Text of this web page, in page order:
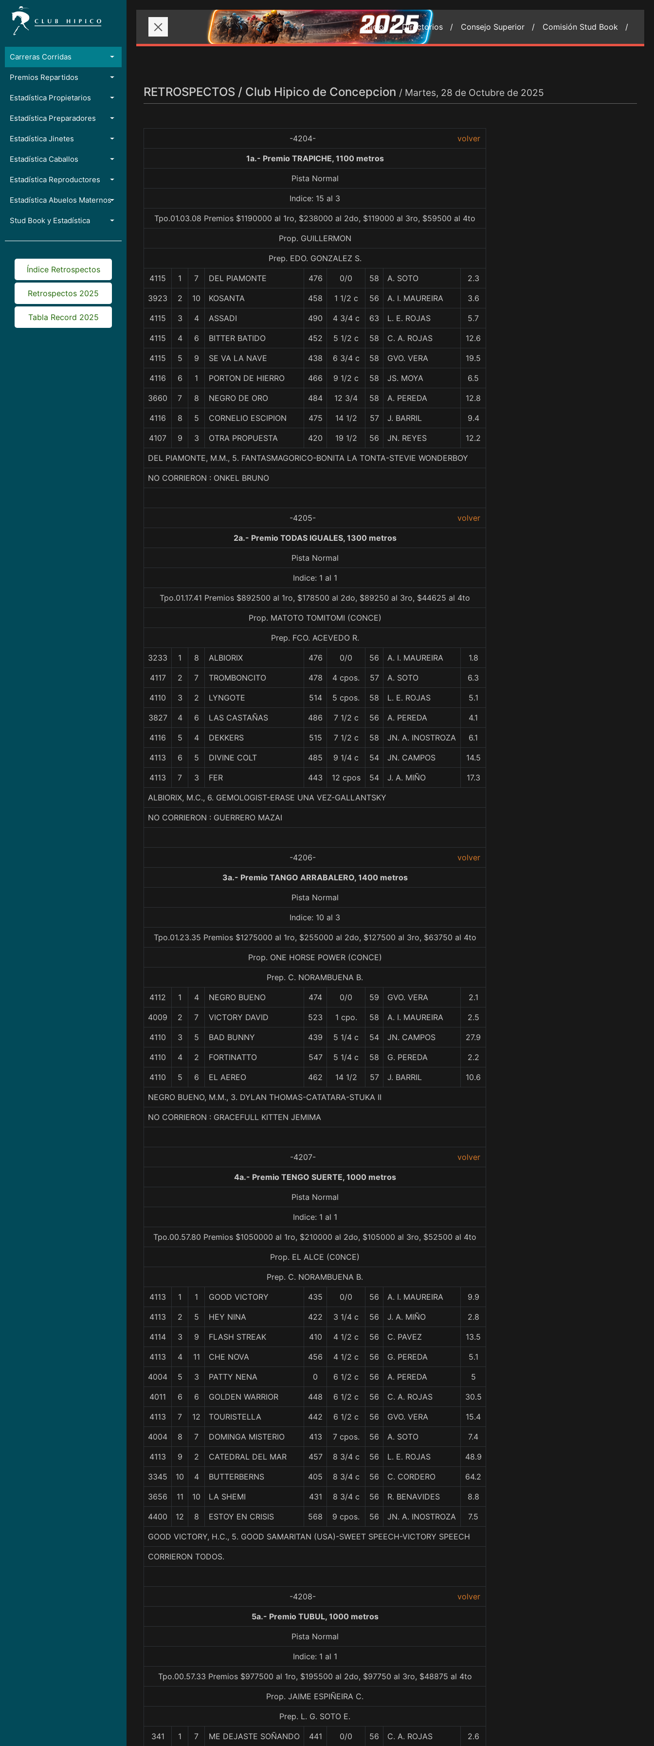
Carreras Corridas
Premios Repartidos
Estadística Propietarios
Estadística Preparadores
Estadística Jinetes
Estadística Caballos
Estadística Reproductores
Estadística Abuelos Maternos
Stud Book y Estadística
Índice Retrospectos
Retrospectos 2025
Tabla Record 2025
Inicio / Directorios / Consejo Superior / Comisión Stud Book /
RETROSPECTOS / Club Hipico de Concepcion / Martes, 28 de Octubre de 2025
-4204- volver
1a.- Premio TRAPICHE, 1100 metros
Pista Normal
Indice: 15 al 3
Tpo.01.03.08 Premios $1190000 al 1ro, $238000 al 2do, $119000 al 3ro, $59500 al 4to
Prop. GUILLERMON
Prep. EDO. GONZALEZ S.
4115 1 7 DEL PIAMONTE 476 0/0 58 A. SOTO 2.3
3923 2 10 KOSANTA 458 1 1/2 c 56 A. I. MAUREIRA 3.6
4115 3 4 ASSADI 490 4 3/4 c 63 L. E. ROJAS 5.7
4115 4 6 BITTER BATIDO 452 5 1/2 c 58 C. A. ROJAS 12.6
4115 5 9 SE VA LA NAVE 438 6 3/4 c 58 GVO. VERA 19.5
4116 6 1 PORTON DE HIERRO 466 9 1/2 c 58 JS. MOYA 6.5
3660 7 8 NEGRO DE ORO 484 12 3/4 58 A. PEREDA 12.8
4116 8 5 CORNELIO ESCIPION 475 14 1/2 57 J. BARRIL 9.4
4107 9 3 OTRA PROPUESTA 420 19 1/2 56 JN. REYES 12.2
DEL PIAMONTE, M.M., 5. FANTASMAGORICO-BONITA LA TONTA-STEVIE WONDERBOY
NO CORRIERON : ONKEL BRUNO
-4205- volver
2a.- Premio TODAS IGUALES, 1300 metros
Pista Normal
Indice: 1 al 1
Tpo.01.17.41 Premios $892500 al 1ro, $178500 al 2do, $89250 al 3ro, $44625 al 4to
Prop. MATOTO TOMITOMI (CONCE)
Prep. FCO. ACEVEDO R.
3233 1 8 ALBIORIX 476 0/0 56 A. I. MAUREIRA 1.8
4117 2 7 TROMBONCITO 478 4 cpos. 57 A. SOTO 6.3
4110 3 2 LYNGOTE 514 5 cpos. 58 L. E. ROJAS 5.1
3827 4 6 LAS CASTAÑAS 486 7 1/2 c 56 A. PEREDA 4.1
4116 5 4 DEKKERS 515 7 1/2 c 58 JN. A. INOSTROZA 6.1
4113 6 5 DIVINE COLT 485 9 1/4 c 54 JN. CAMPOS 14.5
4113 7 3 FER 443 12 cpos 54 J. A. MIÑO 17.3
ALBIORIX, M.C., 6. GEMOLOGIST-ERASE UNA VEZ-GALLANTSKY
NO CORRIERON : GUERRERO MAZAI
-4206- volver
3a.- Premio TANGO ARRABALERO, 1400 metros
Pista Normal
Indice: 10 al 3
Tpo.01.23.35 Premios $1275000 al 1ro, $255000 al 2do, $127500 al 3ro, $63750 al 4to
Prop. ONE HORSE POWER (CONCE)
Prep. C. NORAMBUENA B.
4112 1 4 NEGRO BUENO 474 0/0 59 GVO. VERA 2.1
4009 2 7 VICTORY DAVID 523 1 cpo. 58 A. I. MAUREIRA 2.5
4110 3 5 BAD BUNNY 439 5 1/4 c 54 JN. CAMPOS 27.9
4110 4 2 FORTINATTO 547 5 1/4 c 58 G. PEREDA 2.2
4110 5 6 EL AEREO 462 14 1/2 57 J. BARRIL 10.6
NEGRO BUENO, M.M., 3. DYLAN THOMAS-CATATARA-STUKA II
NO CORRIERON : GRACEFULL KITTEN JEMIMA
-4207- volver
4a.- Premio TENGO SUERTE, 1000 metros
Pista Normal
Indice: 1 al 1
Tpo.00.57.80 Premios $1050000 al 1ro, $210000 al 2do, $105000 al 3ro, $52500 al 4to
Prop. EL ALCE (C0NCE)
Prep. C. NORAMBUENA B.
4113 1 1 GOOD VICTORY 435 0/0 56 A. I. MAUREIRA 9.9
4113 2 5 HEY NINA 422 3 1/4 c 56 J. A. MIÑO 2.8
4114 3 9 FLASH STREAK 410 4 1/2 c 56 C. PAVEZ 13.5
4113 4 11 CHE NOVA 456 4 1/2 c 56 G. PEREDA 5.1
4004 5 3 PATTY NENA 0 6 1/2 c 56 A. PEREDA 5
4011 6 6 GOLDEN WARRIOR 448 6 1/2 c 56 C. A. ROJAS 30.5
4113 7 12 TOURISTELLA 442 6 1/2 c 56 GVO. VERA 15.4
4004 8 7 DOMINGA MISTERIO 413 7 cpos. 56 A. SOTO 7.4
4113 9 2 CATEDRAL DEL MAR 457 8 3/4 c 56 L. E. ROJAS 48.9
3345 10 4 BUTTERBERNS 405 8 3/4 c 56 C. CORDERO 64.2
3656 11 10 LA SHEMI 431 8 3/4 c 56 R. BENAVIDES 8.8
4400 12 8 ESTOY EN CRISIS 568 9 cpos. 56 JN. A. INOSTROZA 7.5
GOOD VICTORY, H.C., 5. GOOD SAMARITAN (USA)-SWEET SPEECH-VICTORY SPEECH
CORRIERON TODOS.
-4208- volver
5a.- Premio TUBUL, 1000 metros
Pista Normal
Indice: 1 al 1
Tpo.00.57.33 Premios $977500 al 1ro, $195500 al 2do, $97750 al 3ro, $48875 al 4to
Prop. JAIME ESPIÑEIRA C.
Prep. L. G. SOTO E.
341 1 7 ME DEJASTE SOÑANDO 441 0/0 56 C. A. ROJAS 2.6